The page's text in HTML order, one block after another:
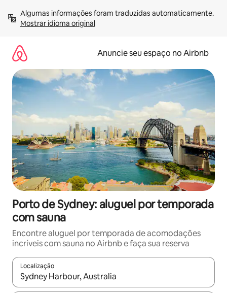
para
Mostrar idioma original
Anuncie seu espaço no Airbnb
Porto de Sydney: aluguel por temporada
com sauna
Encontre aluguel por temporada de acomodações
incríveis com sauna no Airbnb e faça sua reserva
Localização
Quando os resultados estiverem disponíveis, explore-os